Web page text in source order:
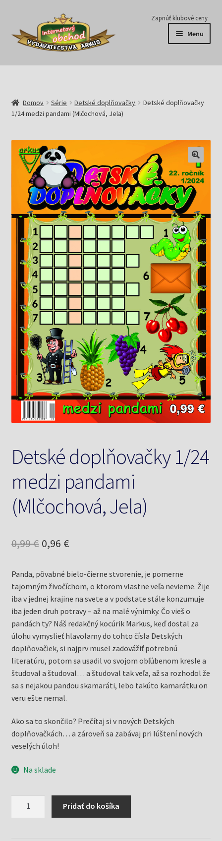
Preskočiť
navigáciu
Preskočiť
obsah
Zapnúť klubové ceny
Menu
Série
E-knihy
Predplatné
Pripravujeme
Pre školy
Knižný klub
Kontakt
Domov Série Detské doplňovačky
Detské doplňovačky
1/24 medzi pandami (Mlčochová, Jela)
Detské doplňovačky 1/24
medzi pandami
(Mlčochová, Jela)
0,99€ Pôvodná
bola:
0,99 €.
0,96 €Aktuálna
je:
0,96 €.
Panda, pôvabné bielo-čierne stvorenie, je pomerne
tajomným živočíchom, o ktorom vlastne veľa nevieme. Žije
iba v jednej krajine na svete a v podstate stále konzumuje
iba jeden druh potravy – až na malé výnimky. Čo vieš o
pandách ty? Náš redakčný kocúrik Markus, keď dostal za
úlohu vymyslieť hlavolamy do tohto čísla Detských
doplňovačiek, si najprv musel zadovážiť potrebnú
literatúru, potom sa usadil vo svojom obľúbenom kresle a
študoval a študoval… a študoval tak veľa, až sa rozhodol že
sa s nejakou pandou skamaráti, lebo takúto kamarátku on
veru ešte nemal.
Ako sa to skončilo? Prečítaj si v nových Detských
doplňovačkách… a zároveň sa zabávaj pri lúštení nových
veselých úloh!
Na sklade
Pridať do košíka